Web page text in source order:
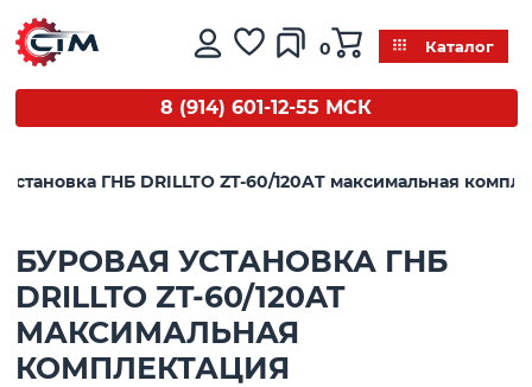
0 Каталог
8 (914) 601-12-55 МСК
ГНБ DRILLTO ZT-60/120AT максимальная
БУРОВАЯ УСТАНОВКА ГНБ
DRILLTO ZT-60/120AT
МАКСИМАЛЬНАЯ
КОМПЛЕКТАЦИЯ